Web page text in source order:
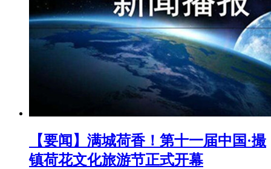
【要闻】满城荷香！第十一届中国·撮
镇荷花文化旅游节正式开幕